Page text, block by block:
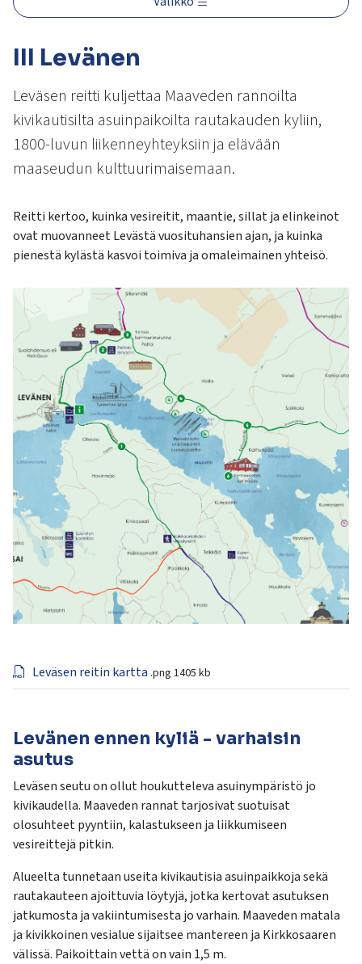
kosketus-
pyyhkäisyliikkeitä.
III Levänen
Leväsen reitti kuljettaa Maaveden rannoilta
kivikautisilta asuinpaikoilta rautakauden kyliin,
1800-luvun liikenneyhteyksiin ja elävään
maaseudun kulttuurimaisemaan.
Reitti kertoo, kuinka vesireitit, maantie, sillat ja elinkeinot
ovat muovanneet Levästä vuosituhansien ajan, ja kuinka
pienestä kylästä kasvoi toimiva ja omaleimainen yhteisö.
Leväsen reitin kartta .png 1405 kb
Levänen ennen kyliä - varhaisin
asutus
Leväsen seutu on ollut houkutteleva asuinympäristö jo
kivikaudella. Maaveden rannat tarjosivat suotuisat
olosuhteet pyyntiin, kalastukseen ja liikkumiseen
vesireittejä pitkin.
Alueelta tunnetaan useita kivikautisia asuinpaikkoja sekä
rautakauteen ajoittuvia löytyjä, jotka kertovat asutuksen
jatkumosta ja vakiintumisesta jo varhain. Maaveden matala
ja kivikkoinen vesialue sijaitsee mantereen ja Kirkkosaaren
välissä. Paikoittain vettä on vain 1,5 m.